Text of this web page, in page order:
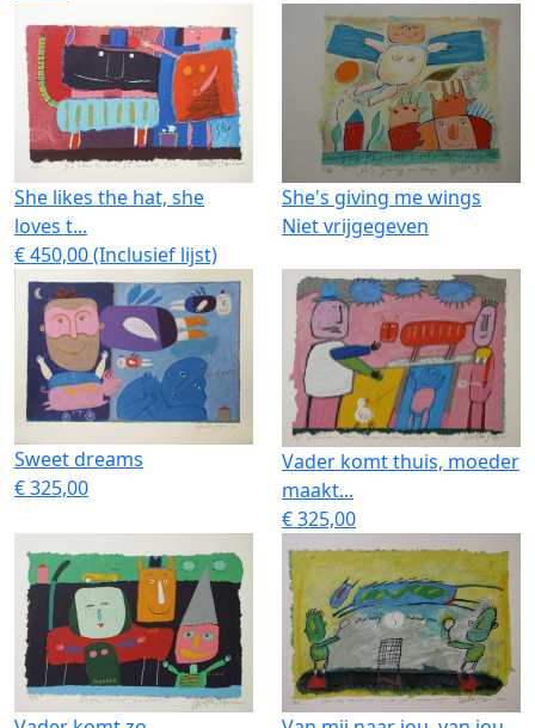
She likes the hat, she
loves t...
€ 450,00 (Inclusief lijst)
She's giving me wings
Niet vrijgegeven
Sweet dreams
€ 325,00
Vader komt thuis, moeder
maakt...
€ 325,00